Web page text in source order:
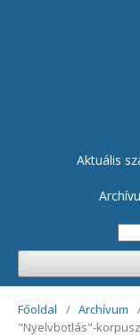
Aktuális
Főoldal / Archívum
"Nyelvbotlás"-korpusz